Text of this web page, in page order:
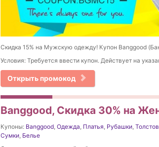
Скидка 15% на Мужскую одежду! Купон Banggood
Условия: Требуется ввести купон. Действует на
Открыть промокод
Banggood, Скидка 30% на
Купоны: Banggood, Одежда, Платья, Рубашки,
Сумки, Белье